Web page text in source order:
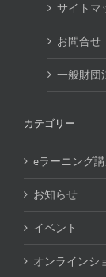
サイトマ
お問合せ
一般財団
カテゴリー
eラーニング
お知らせ
イベント
オンラインシ